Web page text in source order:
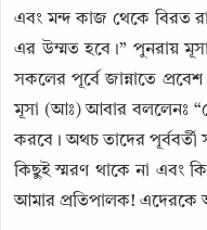
এবং মন্দ কাজ থেকে বিরত
এর উম্মত হবে।” পুনরায়
সকলের পূর্বে জান্নাতে
মূসা (আঃ) আবার বললেনঃ
করবে। অথচ তাদের
কিছুই স্মরণ থাকে না এবং
আমার প্রতিপালক! এদেরকে
Copy